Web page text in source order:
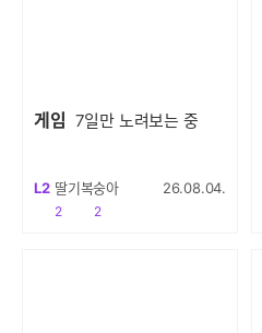
게임 7일만 노려보는 중
L2 딸기복숭아 26.08.04.
공감
2 댓글수
2